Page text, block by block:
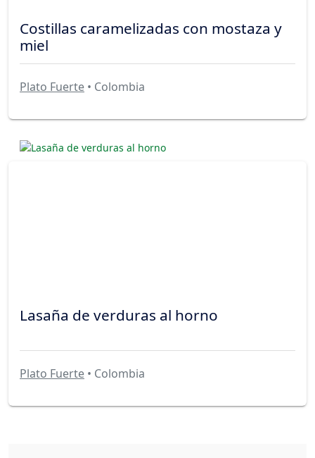
Costillas caramelizadas con mostaza y
miel
Plato Fuerte • Colombia
Lasaña de verduras al horno
Plato Fuerte • Colombia